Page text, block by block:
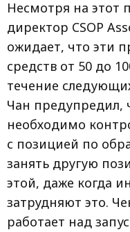
Несмотря на этот
директор CSOP
ожидает, что эти
средств от 50 до
течение
Чан предупредил,
необходимо
с позицией по
занять другую
этой, даже когда
затрудняют это.
работает над